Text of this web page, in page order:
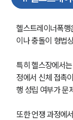
헬스트레이너폭행
이나 충돌이 형법
특히 헬스장에서
정에서 신체 접촉
행 성립 여부가 문
또한 언쟁 과정에